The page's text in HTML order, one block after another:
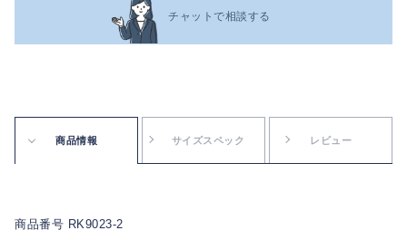
チャットで相談する
商品情報 サイズスペック レビュー
商品番号 RK9023-2